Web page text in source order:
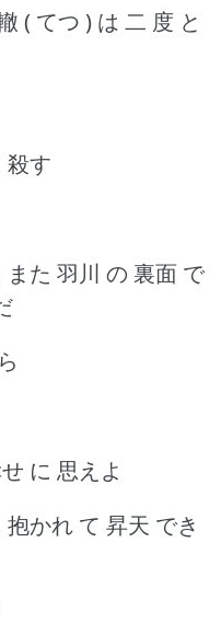
( てつ ) は 二 度 と
殺す
また 羽川 の 裏面 で
に 思えよ
かれ て 昇天 でき